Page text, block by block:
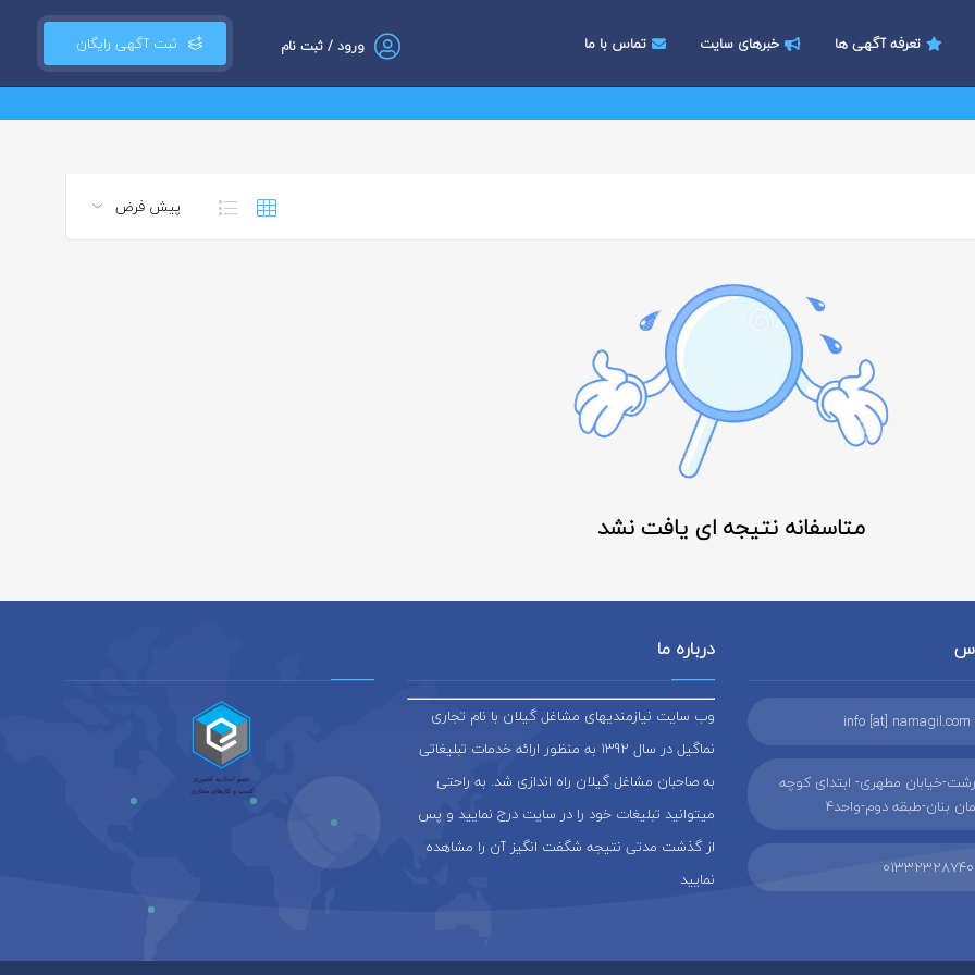
ثبت آگهی رایگان ورود / ثبت نام تعرفه آگهی ها خبرهای سایت تماس با ما
متاسفانه نتیجه ای یافت نشد
info [at] namagil.com
رشت-خیابان مطهری- ابتدای کوچه
بنان-طبقه دوم-واحد4
01332328740
درباره ما
وب سایت نیازمندیهای مشاغل گیلان با نام تجاری
نماگیل در سال 1392 به منظور ارائه خدمات تبلیغاتی
به صاحبان مشاغل گیلان راه اندازی شد. به راحتی
میتوانید تبلیغات خود را در سایت درج نمایید و پس
از گذشت مدتی نتیجه شگفت انگیز آن را مشاهده
نمایید